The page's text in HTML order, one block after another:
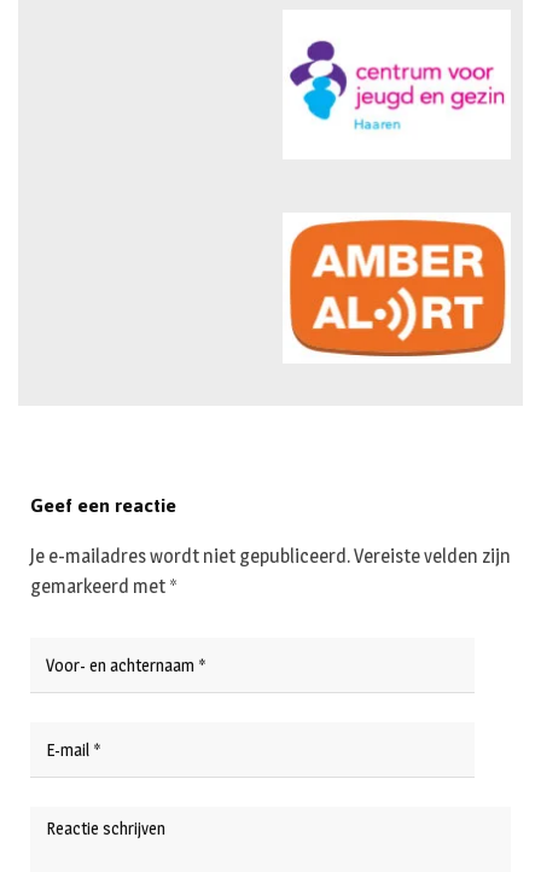
Geef een reactie
Je e-mailadres wordt niet gepubliceerd.Vereiste velden zijn
gemarkeerd met *